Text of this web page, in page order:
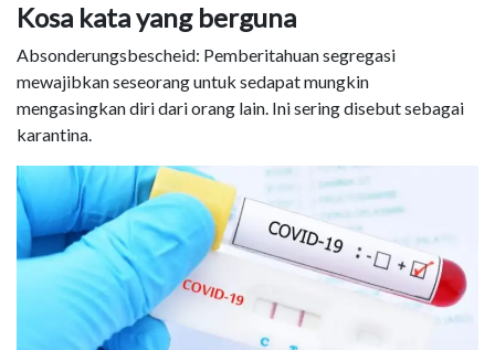
Kosa kata yang berguna
Absonderungsbescheid: Pemberitahuan segregasi
mewajibkan seseorang untuk sedapat mungkin
mengasingkan diri dari orang lain. Ini sering disebut sebagai
karantina.